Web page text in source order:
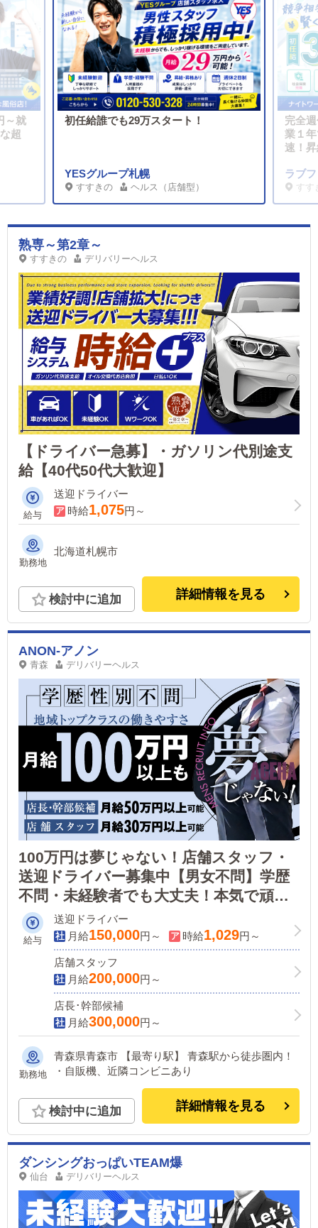
～就
超
初任給誰でも29万スタート！
YESグループ札幌
すすきの ヘルス（店舗型）
完全
業１
速！
ラブ
すす
熟専～第2章～
すすきの デリバリーヘルス
【ドライバー急募】・ガソリン代別途支
給【40代50代大歓迎】
給与
送迎ドライバー
時給1,075円～
勤務地
北海道札幌市
検討中に追加 詳細情報を見る
ANON-アノン
青森 デリバリーヘルス
100万円は夢じゃない！店舗スタッフ・
送迎ドライバー募集中【男女不問】学歴
不問・未経験者でも大丈夫！本気で頑張
ればしっかり稼げる業界です！今が転職
のチャンス！！
給与
送迎ドライバー
月給150,000円～ 時給1,029円～
店舗スタッフ
月給200,000円～
店長･幹部候補
月給300,000円～
勤務地
青森県青森市 【最寄り駅】 青森駅から徒歩圏内！
・自販機、近隣コンビニあり
検討中に追加 詳細情報を見る
ダンシングおっぱいTEAM爆
仙台 デリバリーヘルス